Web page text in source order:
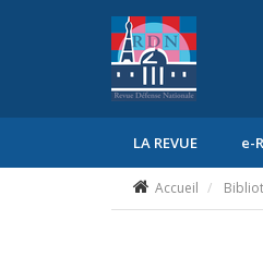
LA REVUE e-
Accueil